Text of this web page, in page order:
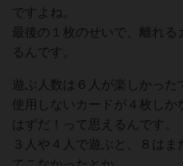
ですよね。
最後の１枚のせいで、離れる
るんです。
遊ぶ人数は６人が楽しかった
使用しないカードが４枚し
はずだ！って思えるんです。
３人や４人で遊ぶと、８は